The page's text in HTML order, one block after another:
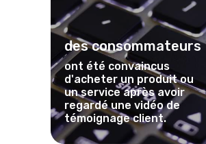
des consommateurs
ont été convaincus
d'acheter un produit ou
un service après avoir
regardé une vidéo de
témoignage client.